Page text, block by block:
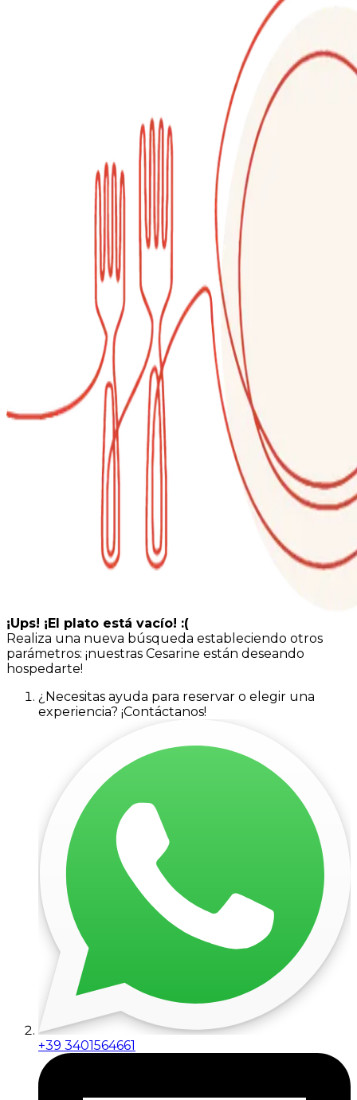
¡Ups! ¡El plato está vacío! :(
Realiza una nueva búsqueda estableciendo otros
parámetros: ¡nuestras Cesarine están deseando
hospedarte!
¿Necesitas ayuda para reservar o elegir una
experiencia? ¡Contáctanos!
+39 3401564661